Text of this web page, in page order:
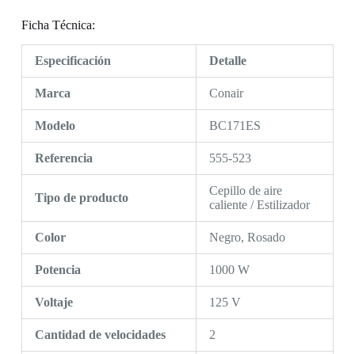
Ficha Técnica:
Especificación Detalle
Marca Conair
Modelo BC171ES
Referencia 555-523
Tipo de producto
Cepillo de aire
caliente / Estilizador
Color Negro, Rosado
Potencia 1000 W
Voltaje 125 V
Cantidad de velocidades 2